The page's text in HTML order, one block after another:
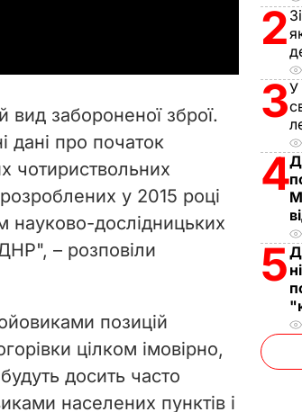
забороненої зброї.
про початок
чотириствольних
у 2015 році
науково-дослідницьких
– розповіли
позицій
цілком імовірно,
досить часто
населених пунктів і
2
3У
4
5